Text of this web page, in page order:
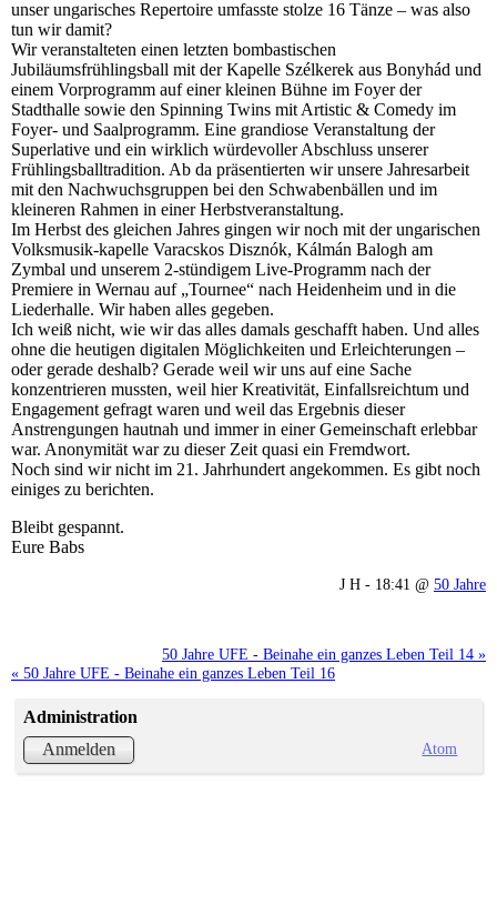
unser ungarisches Repertoire umfasste stolze 16 Tänze – was also
tun wir damit?
Wir veranstalteten einen letzten bombastischen
Jubiläumsfrühlingsball mit der Kapelle Szélkerek aus Bonyhád und
einem Vorprogramm auf einer kleinen Bühne im Foyer der
Stadthalle sowie den Spinning Twins mit Artistic & Comedy im
Foyer- und Saalprogramm. Eine grandiose Veranstaltung der
Superlative und ein wirklich würdevoller Abschluss unserer
Frühlingsballtradition. Ab da präsentierten wir unsere Jahresarbeit
mit den Nachwuchsgruppen bei den Schwabenbällen und im
kleineren Rahmen in einer Herbstveranstaltung.
Im Herbst des gleichen Jahres gingen wir noch mit der ungarischen
Volksmusik-kapelle Varacskos Disznók, Kálmán Balogh am
Zymbal und unserem 2-stündigem Live-Programm nach der
Premiere in Wernau auf „Tournee“ nach Heidenheim und in die
Liederhalle. Wir haben alles gegeben.
Ich weiß nicht, wie wir das alles damals geschafft haben. Und alles
ohne die heutigen digitalen Möglichkeiten und Erleichterungen –
oder gerade deshalb? Gerade weil wir uns auf eine Sache
konzentrieren mussten, weil hier Kreativität, Einfallsreichtum und
Engagement gefragt waren und weil das Ergebnis dieser
Anstrengungen hautnah und immer in einer Gemeinschaft erlebbar
war. Anonymität war zu dieser Zeit quasi ein Fremdwort.
Noch sind wir nicht im 21. Jahrhundert angekommen. Es gibt noch
einiges zu berichten.
Bleibt gespannt.
Eure Babs
J H - 18:41 @ 50 Jahre
50 Jahre UFE - Beinahe ein ganzes Leben Teil 14 »
« 50 Jahre UFE - Beinahe ein ganzes Leben Teil 16
Administration
Anmelden
Atom